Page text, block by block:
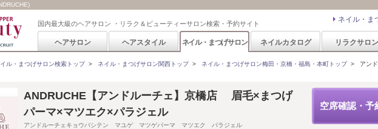
国内最大級のヘアサロン ・リラク＆ビューティーサロン検索・予約サイト ネイル・ま
ヘアサロン ヘアスタイル ネイル・まつげサロン ネイルカタログ リラクサロン
ル・まつげサロン検索トップ> ネイル・まつげサロン関西トップ> ネイル・まつげサロン梅田・京橋・福島・本町トップ> アン
空席確認・予
ANDRUCHE【アンドルーチェ】京橋店 眉毛×まつげ
パーマ×マツエク×パラジェル
アンドルーチェキョウバシテン マユゲ マツゲパーマ マツエク パラジェル